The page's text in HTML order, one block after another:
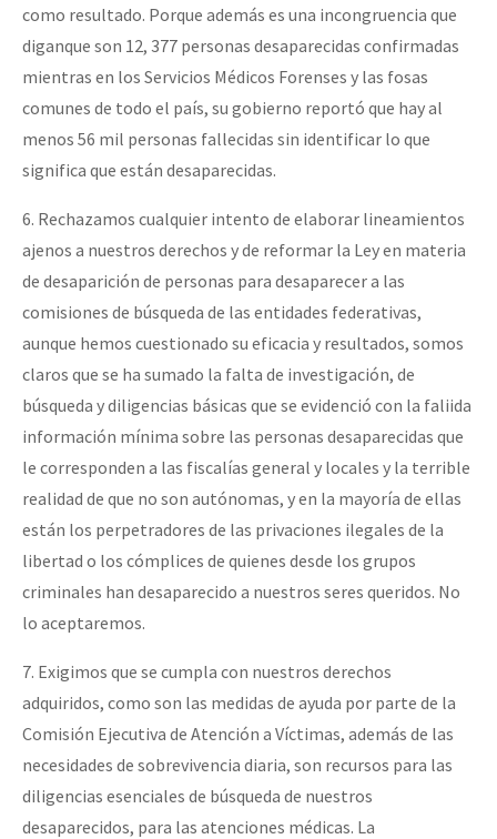
como resultado. Porque además es una incongruencia que
diganque son 12, 377 personas desaparecidas confirmadas
mientras en los Servicios Médicos Forenses y las fosas
comunes de todo el país, su gobierno reportó que hay al
menos 56 mil personas fallecidas sin identificar lo que
significa que están desaparecidas.
6. Rechazamos cualquier intento de elaborar lineamientos
ajenos a nuestros derechos y de reformar la Ley en materia
de desaparición de personas para desaparecer a las
comisiones de búsqueda de las entidades federativas,
aunque hemos cuestionado su eficacia y resultados, somos
claros que se ha sumado la falta de investigación, de
búsqueda y diligencias básicas que se evidenció con la faliida
información mínima sobre las personas desaparecidas que
le corresponden a las fiscalías general y locales y la terrible
realidad de que no son autónomas, y en la mayoría de ellas
están los perpetradores de las privaciones ilegales de la
libertad o los cómplices de quienes desde los grupos
criminales han desaparecido a nuestros seres queridos. No
lo aceptaremos.
7. Exigimos que se cumpla con nuestros derechos
adquiridos, como son las medidas de ayuda por parte de la
Comisión Ejecutiva de Atención a Víctimas, además de las
necesidades de sobrevivencia diaria, son recursos para las
diligencias esenciales de búsqueda de nuestros
desaparecidos, para las atenciones médicas. La